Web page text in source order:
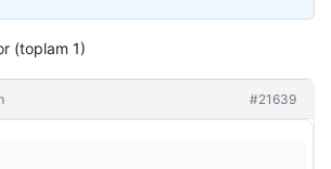
(toplam 1)
#21639